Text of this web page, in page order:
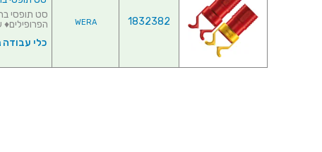
1832382
WERA
הפרופילים♦
כלי